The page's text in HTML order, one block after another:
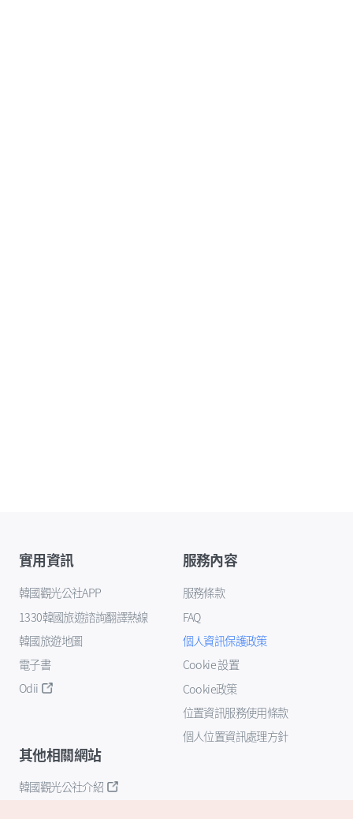
實用資訊
韓國觀光公社APP
1330韓國旅遊諮詢翻譯熱線
韓國旅遊地圖
電子書
Odii
服務內容
服務條款
FAQ
個人資訊保護政策
Cookie 設置
Cookie政策
位置資訊服務使用條款
個人位置資訊處理方針
其他相關網站
韓國觀光公社介紹